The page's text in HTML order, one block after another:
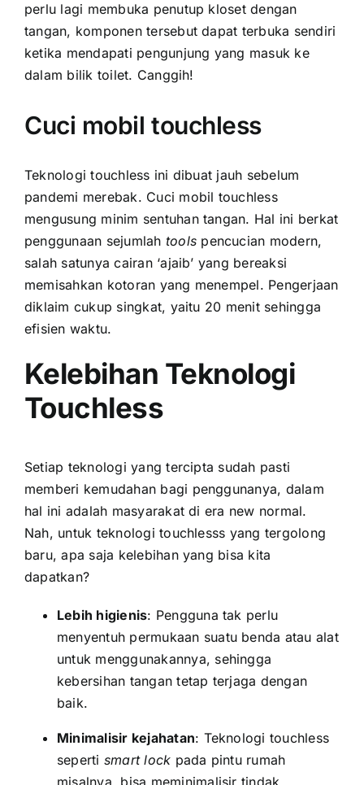
perlu lagi membuka penutup kloset dengan
tangan, komponen tersebut dapat terbuka sendiri
ketika mendapati pengunjung yang masuk ke
dalam bilik toilet. Canggih!
Cuci mobil touchless
Teknologi touchless ini dibuat jauh sebelum
pandemi merebak. Cuci mobil touchless
mengusung minim sentuhan tangan. Hal ini berkat
penggunaan sejumlah tools pencucian modern,
salah satunya cairan ‘ajaib’ yang bereaksi
memisahkan kotoran yang menempel. Pengerjaan
diklaim cukup singkat, yaitu 20 menit sehingga
efisien waktu.
Kelebihan Teknologi
Touchless
Setiap teknologi yang tercipta sudah pasti
memberi kemudahan bagi penggunanya, dalam
hal ini adalah masyarakat di era new normal.
Nah, untuk teknologi touchlesss yang tergolong
baru, apa saja kelebihan yang bisa kita
dapatkan?
Lebih higienis: Pengguna tak perlu
menyentuh permukaan suatu benda atau alat
untuk menggunakannya, sehingga
kebersihan tangan tetap terjaga dengan
baik.
Minimalisir kejahatan: Teknologi touchless
seperti smart lock pada pintu rumah
misalnya, bisa meminimalisir tindak